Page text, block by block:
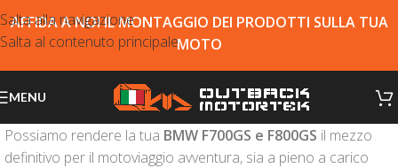
Salta alla navigazione
Salta al contenuto principale
AFFIDA A NOI IL MONTAGGIO DEI PRODOTTI SULLA TUA
MOTO
MENU
Possiamo rendere la tua BMW F700GS e F800GS il mezzo
definitivo per il motoviaggio avventura, sia a pieno a carico